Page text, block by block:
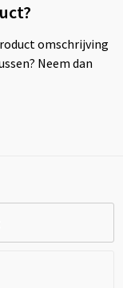
omschrijving
Neem dan